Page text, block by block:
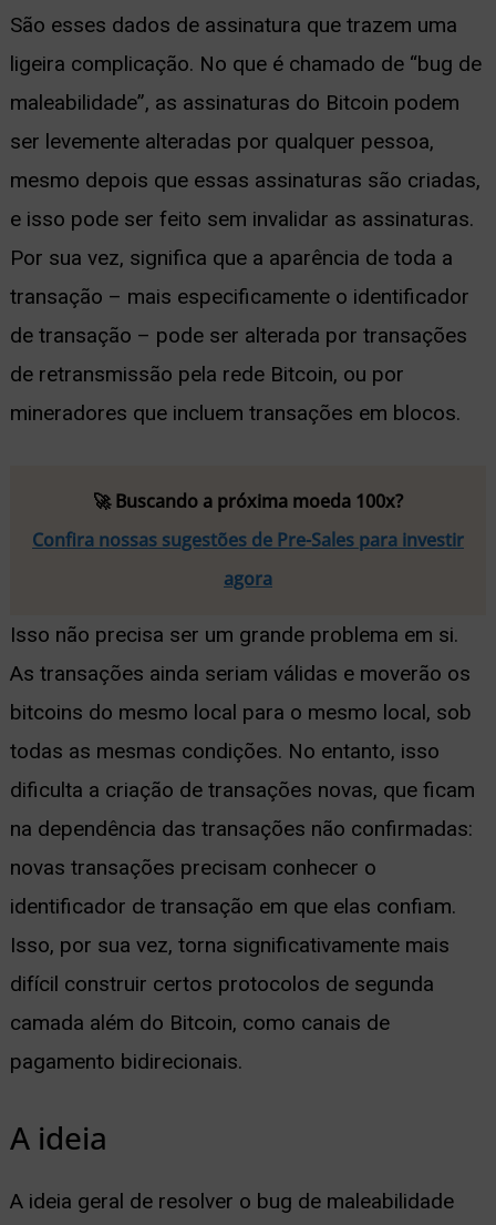
São esses dados de assinatura que trazem uma
ligeira complicação. No que é chamado de “bug de
maleabilidade”, as assinaturas do Bitcoin podem
ser levemente alteradas por qualquer pessoa,
mesmo depois que essas assinaturas são criadas,
e isso pode ser feito sem invalidar as assinaturas.
Por sua vez, significa que a aparência de toda a
transação – mais especificamente o identificador
de transação – pode ser alterada por transações
de retransmissão pela rede Bitcoin, ou por
mineradores que incluem transações em blocos.
🚀 Buscando a próxima moeda 100x?
Confira nossas sugestões de Pre-Sales para investir
agora
Isso não precisa ser um grande problema em si.
As transações ainda seriam válidas e moverão os
bitcoins do mesmo local para o mesmo local, sob
todas as mesmas condições. No entanto, isso
dificulta a criação de transações novas, que ficam
na dependência das transações não confirmadas:
novas transações precisam conhecer o
identificador de transação em que elas confiam.
Isso, por sua vez, torna significativamente mais
difícil construir certos protocolos de segunda
camada além do Bitcoin, como canais de
pagamento bidirecionais.
A ideia
A ideia geral de resolver o bug de maleabilidade